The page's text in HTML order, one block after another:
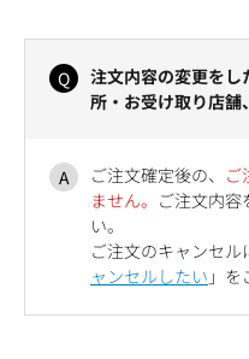
注文内容の変更を
所・お受け取り店舗
ご注文確定後の、 ご
ません。 ご注文内容
い。
ご注文のキャンセ
ャンセルしたい 」を